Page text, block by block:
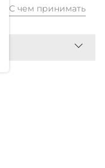
С чем принимать